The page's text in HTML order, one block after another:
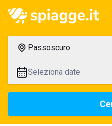
Passoscuro
Seleziona date